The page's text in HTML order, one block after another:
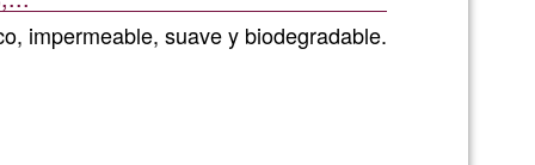
impermeable, suave y biodegradable.
G1